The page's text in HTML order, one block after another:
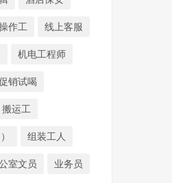
作工 线上客服
机电工程师
销试喝
搬运工
组装工人
室文员 业务员